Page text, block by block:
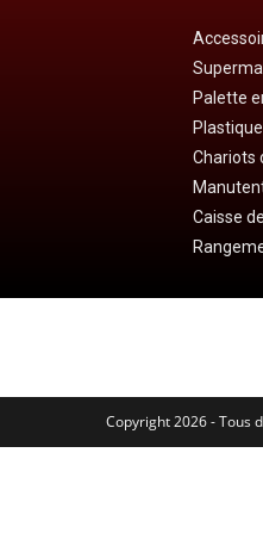
Palette
Plastique
Chariots
Caisse de
Copyright 2026 - Tous